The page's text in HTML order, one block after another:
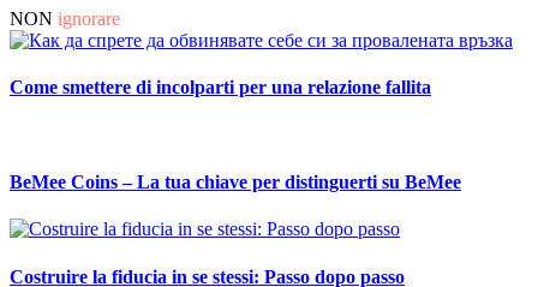
NON ignorare
Come smettere di incolparti per una relazione fallita
BeMee Coins – La tua chiave per distinguerti su BeMee
Costruire la fiducia in se stessi: Passo dopo passo